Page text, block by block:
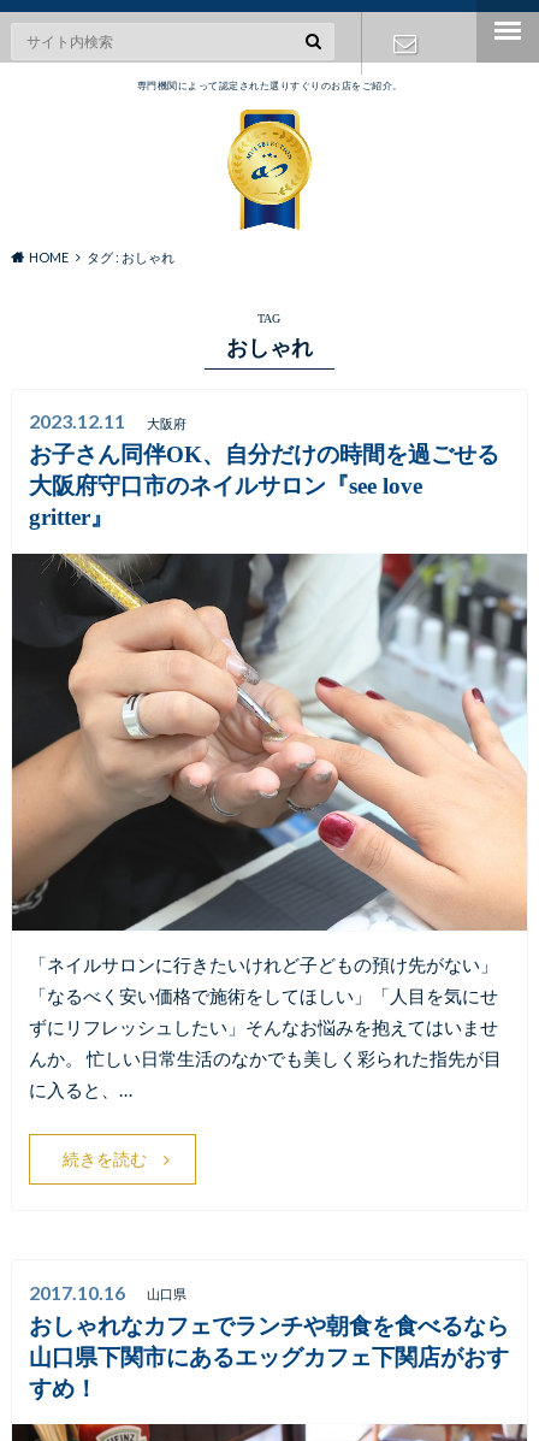
専門機関によって認定された選りすぐりのお店をご紹介。
HOME タグ : おしゃれ
TAG
おしゃれ
2023.12.11 大阪府
お子さん同伴OK、自分だけの時間を過ごせる
大阪府守口市のネイルサロン『see love
gritter』
「ネイルサロンに行きたいけれど子どもの預け先がない」
「なるべく安い価格で施術をしてほしい」「人目を気にせ
ずにリフレッシュしたい」そんなお悩みを抱えてはいませ
んか。 忙しい日常生活のなかでも美しく彩られた指先が目
に入ると、…
続きを読む
2017.10.16 山口県
おしゃれなカフェでランチや朝食を食べるなら
山口県下関市にあるエッグカフェ下関店がおす
すめ！